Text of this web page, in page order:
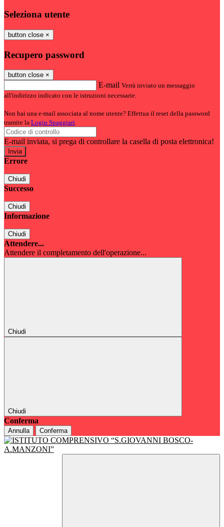
Seleziona utente
button close ×
Recupero password
button close ×
E-mail Verrà inviato un messaggio
all'indirizzo indicato con le istruzioni necessarie.
Non hai una e-mail associata al nome utente? Effettua il reset della password
tramite la Login Spaggiari
E-mail inviata, si prega di controllare la casella di posta elettronica!
Errore
Chiudi
Successo
Chiudi
Informazione
Chiudi
Attendere...
Attendere il completamento dell'operazione...
Chiudi
Chiudi
Conferma
Annulla Conferma